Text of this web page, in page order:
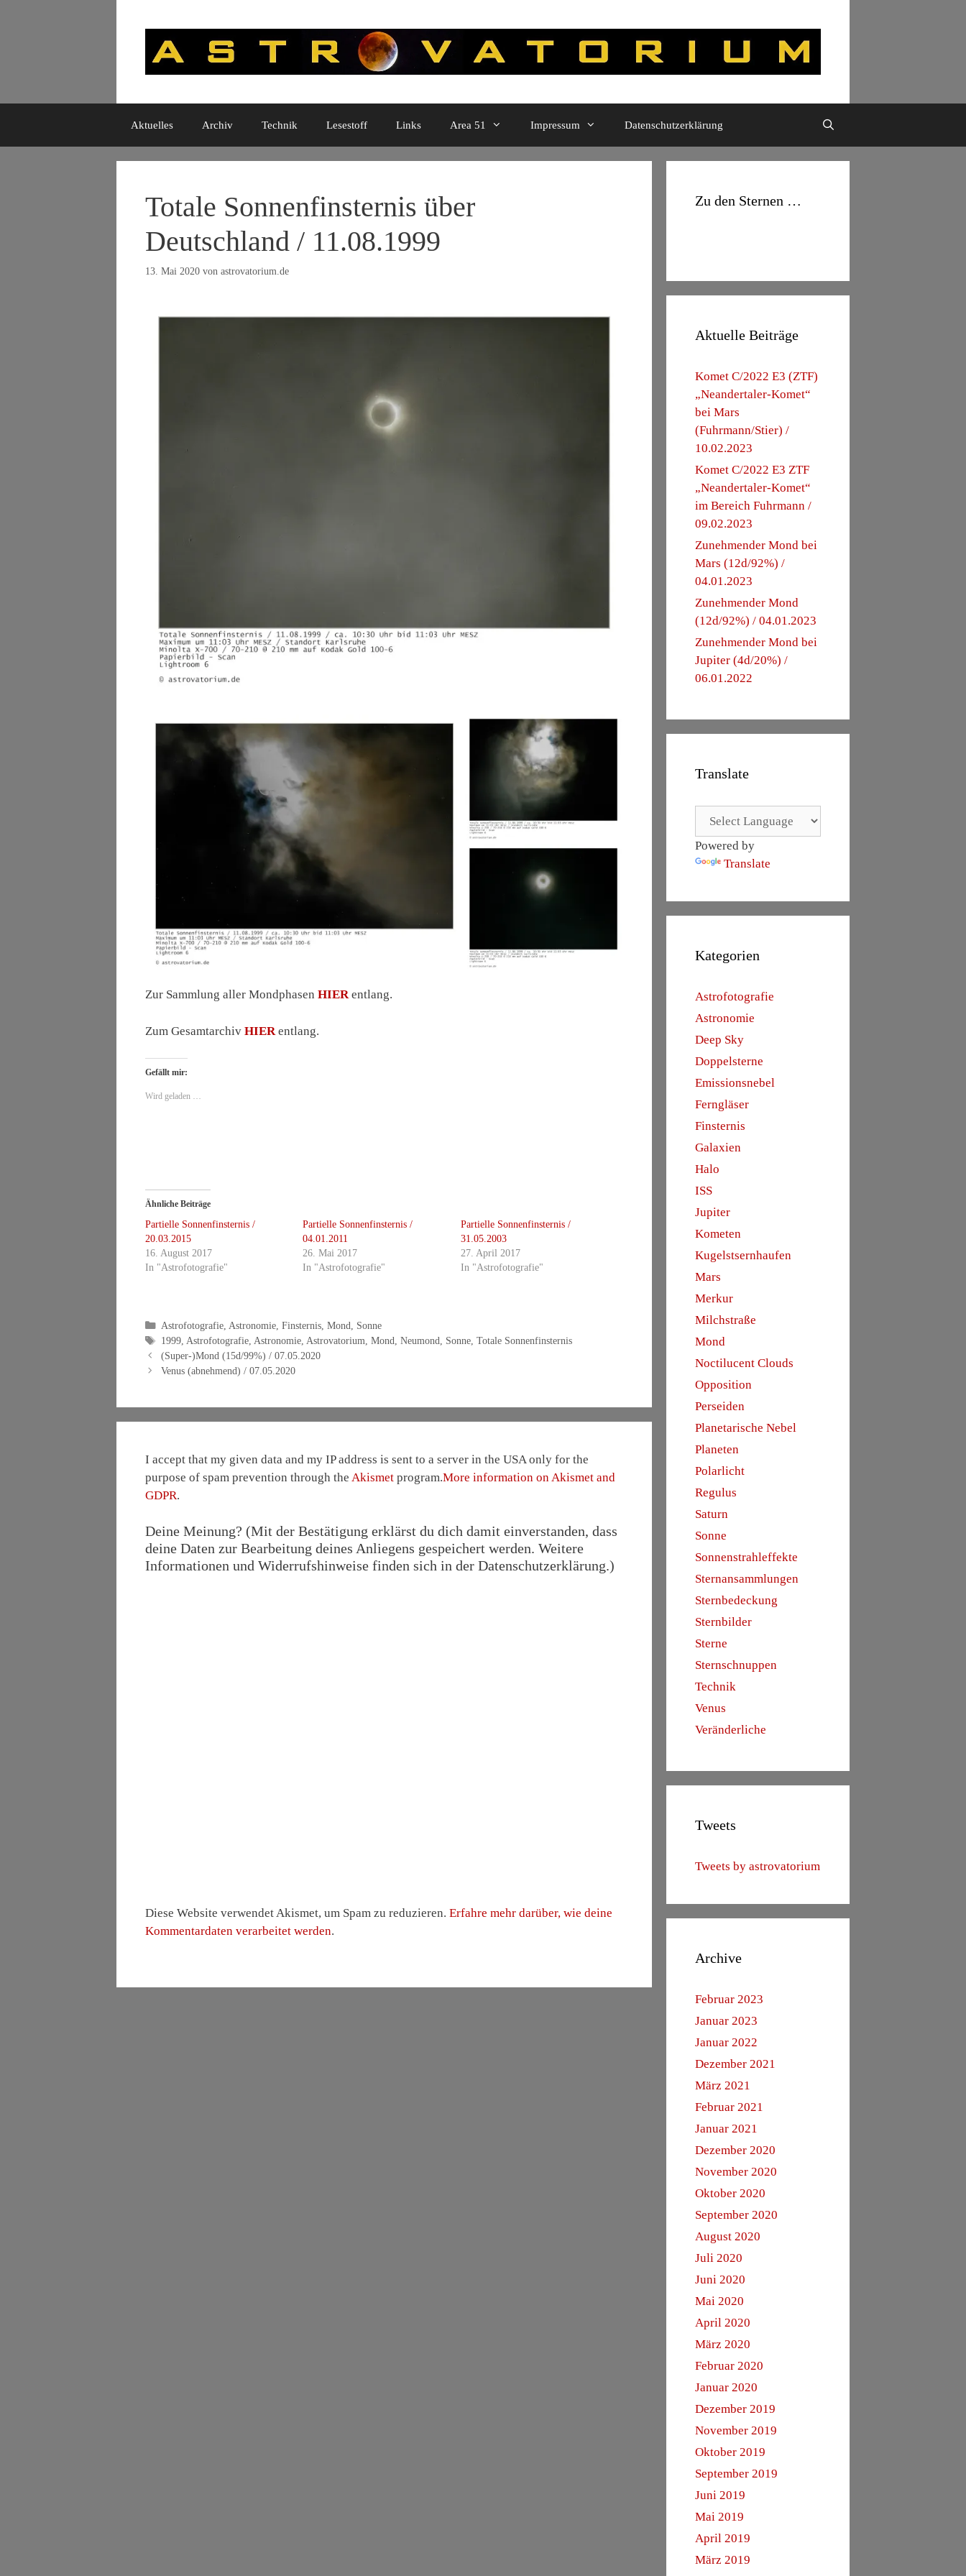
Aktuelles Archiv Technik Lesestoff Links Area 51 Impressum Datenschutzerklärung
Totale Sonnenfinsternis über
Deutschland / 11.08.1999
13. Mai 2020 von astrovatorium.de
Zur Sammlung aller Mondphasen HIERentlang.
Zum Gesamtarchiv HIER entlang.
Gefällt mir:
Wird geladen …
Ähnliche Beiträge
Partielle Sonnenfinsternis /
20.03.2015
16. August 2017
In "Astrofotografie"
Partielle Sonnenfinsternis /
04.01.2011
26. Mai 2017
In "Astrofotografie"
Partielle Sonnenfinsternis /
31.05.2003
27. April 2017
In "Astrofotografie"
Kategorien
Astrofotografie, Astronomie, Finsternis, Mond
Sonne
Schlagwörter
1999, Astrofotografie, Astronomie, Astrovatorium Mond Neumond Sonne, Totale Sonnenfinsternis
(Super-)Mond (15d/99%) / 07.05.2020
Venus (abnehmend) / 07.05.2020
I accept that my given data and my IP address is sent to a server in the USA only for the
purpose of spam prevention through the Akismet program.More information on Akismet and
GDPR.
Deine Meinung? (Mit der Bestätigung erklärst du dich damit einverstanden, dass
deine Daten zur Bearbeitung deines Anliegens gespeichert werden. Weitere
Informationen und Widerrufshinweise finden sich in der Datenschutzerklärung.)
Diese Website verwendet Akismet, um Spam zu reduzieren. Erfahre mehr darüber, wie deine
Kommentardaten verarbeitet werden.
Zu den Sternen …
Aktuelle Beiträge
Komet C/2022 E3 (ZTF)
„Neandertaler-Komet“
bei Mars
(Fuhrmann/Stier) /
10.02.2023
Komet C/2022 E3 ZTF
„Neandertaler-Komet“
im Bereich Fuhrmann /
09.02.2023
Zunehmender Mond bei
Mars (12d/92%) /
04.01.2023
Zunehmender Mond
(12d/92%) / 04.01.2023
Zunehmender Mond bei
Jupiter (4d/20%) /
06.01.2022
Translate
Powered by
Translate
Kategorien
Astrofotografie
Astronomie
Deep Sky
Doppelsterne
Emissionsnebel
Ferngläser
Finsternis
Galaxien
Halo
ISS
Jupiter
Kometen
Kugelstsernhaufen
Mars
Merkur
Milchstraße
Mond
Noctilucent Clouds
Opposition
Perseiden
Planetarische Nebel
Planeten
Polarlicht
Regulus
Saturn
Sonne
Sonnenstrahleffekte
Sternansammlungen
Sternbedeckung
Sternbilder
Sterne
Sternschnuppen
Technik
Venus
Veränderliche
Tweets
Tweets by astrovatorium
Archive
Februar 2023
Januar 2023
Januar 2022
Dezember 2021
März 2021
Februar 2021
Januar 2021
Dezember 2020
November 2020
Oktober 2020
September 2020
August 2020
Juli 2020
Juni 2020
Mai 2020
April 2020
März 2020
Februar 2020
Januar 2020
Dezember 2019
November 2019
Oktober 2019
September 2019
Juni 2019
Mai 2019
April 2019
März 2019